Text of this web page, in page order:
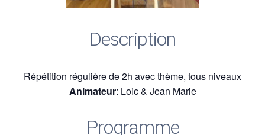
Description
Répétition régulière de 2h avec thème, tous niveaux
Animateur: Loic & Jean Marie
Programme